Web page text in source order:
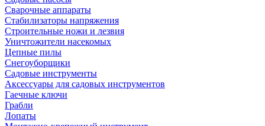
Сварочные аппараты
Стабилизаторы напряжения
Строительные ножи и лезвия
Уничтожители насекомых
Цепные пилы
Снегоуборщики
Садовые инструменты
Аксессуары для садовых инструментов
Гаечные ключи
Грабли
Лопаты